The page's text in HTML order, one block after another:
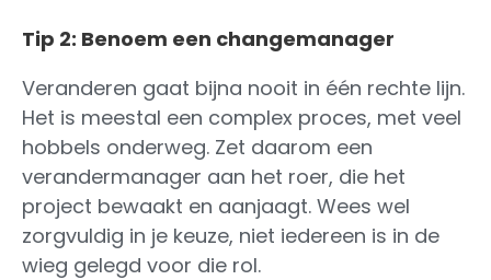
Tip 2: Benoem een changemanager
Veranderen gaat bijna nooit in één rechte lijn.
Het is meestal een complex proces, met veel
hobbels onderweg. Zet daarom een
verandermanager aan het roer, die het
project bewaakt en aanjaagt. Wees wel
zorgvuldig in je keuze, niet iedereen is in de
wieg gelegd voor die rol.